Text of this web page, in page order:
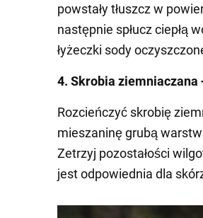
powstały tłuszcz w
następnie spłucz ciepłą
łyżeczki sody
4. Skrobia ziemniaczana
Rozcieńczyć skrobię
mieszaninę grubą
Zetrzyj pozostałości
jest odpowiednia dla